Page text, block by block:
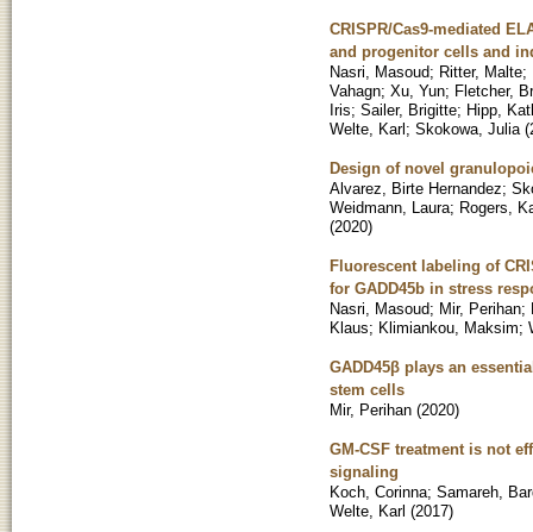
CRISPR/Cas9-mediated
and progenitor cells and
Nasri, Masoud; Ritter, Malte;
Vahagn; Xu, Yun; Fletcher,
Iris; Sailer, Brigitte; Hipp,
Welte, Karl; Skokowa, Julia (
Design of novel
Alvarez, Birte Hernandez;
Weidmann, Laura; Rogers,
(2020)
Fluorescent labeling of
for GADD45b in stress
Nasri, Masoud; Mir, Perihan;
Klaus; Klimiankou, Maksim;
GADD45β plays an
stem cells
Mir, Perihan (2020)
GM-CSF treatment is not
signaling
Koch, Corinna; Samareh,
Welte, Karl (2017)